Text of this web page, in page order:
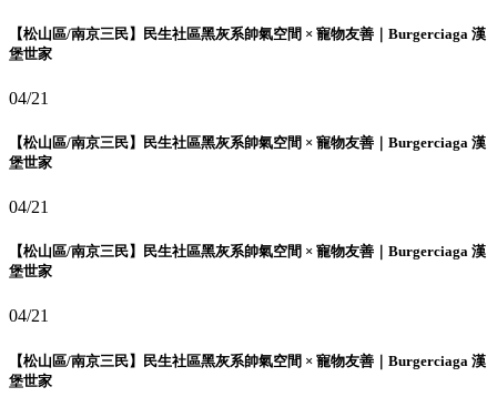
【松山區/南京三民】民生社區黑灰系帥氣空間 × 寵物友善｜Burgerciaga 漢
堡世家
04/21
【松山區/南京三民】民生社區黑灰系帥氣空間 × 寵物友善｜Burgerciaga 漢
堡世家
04/21
【松山區/南京三民】民生社區黑灰系帥氣空間 × 寵物友善｜Burgerciaga 漢
堡世家
04/21
【松山區/南京三民】民生社區黑灰系帥氣空間 × 寵物友善｜Burgerciaga 漢
堡世家